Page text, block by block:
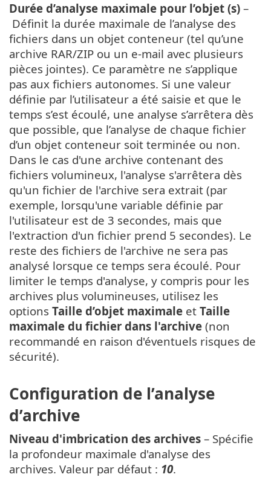
Durée d’analyse maximale pour l’objet (s) –
Définit la durée maximale de l’analyse des
fichiers dans un objet conteneur (tel qu’une
archive RAR/ZIP ou un e-mail avec plusieurs
pièces jointes). Ce paramètre ne s’applique
pas aux fichiers autonomes. Si une valeur
définie par l’utilisateur a été saisie et que le
temps s’est écoulé, une analyse s’arrêtera dès
que possible, que l’analyse de chaque fichier
d’un objet conteneur soit terminée ou non.
Dans le cas d'une archive contenant des
fichiers volumineux, l'analyse s'arrêtera dès
qu'un fichier de l'archive sera extrait (par
exemple, lorsqu'une variable définie par
l'utilisateur est de 3 secondes, mais que
l'extraction d'un fichier prend 5 secondes). Le
reste des fichiers de l'archive ne sera pas
analysé lorsque ce temps sera écoulé. Pour
limiter le temps d'analyse, y compris pour les
archives plus volumineuses, utilisez les
options Taille d’objet maximale et Taille
maximale du fichier dans l'archive (non
recommandé en raison d'éventuels risques de
sécurité).
Configuration de l’analyse
d’archive
Niveau d'imbrication des archives – Spécifie
la profondeur maximale d'analyse des
archives. Valeur par défaut : 10.